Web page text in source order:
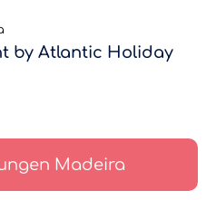
by Atlantic Holiday
Madeira